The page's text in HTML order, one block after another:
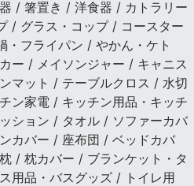
/ 箸置き / 洋食器 / カトラリー
/ グラス・コップ / コースター
フライパン / やかん・ケト
ー / メイソンジャー / キャニス
マット / テーブルクロス / 水切
ン家電 / キッチン用品・キッチ
ション / タオル / ソファーカバ
カバー / 座布団 / ベッドカバ
/ 枕カバー / ブランケット・タ
用品・バスグッズ / トイレ用